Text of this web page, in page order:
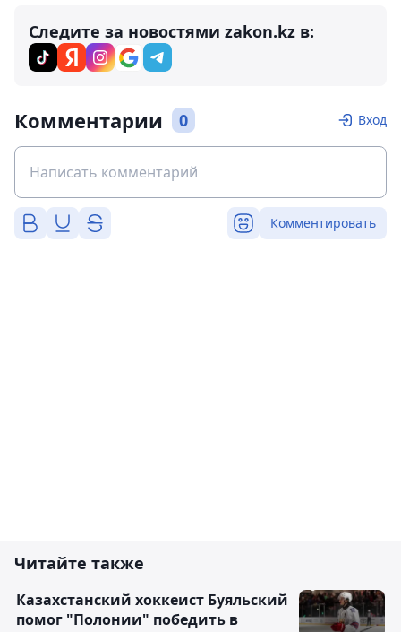
Следите за новостями zakon.kz в:
Комментарии 0 Вход
Комментировать
Читайте также
Казахстанский хоккеист Буяльский
помог "Полонии" победить в